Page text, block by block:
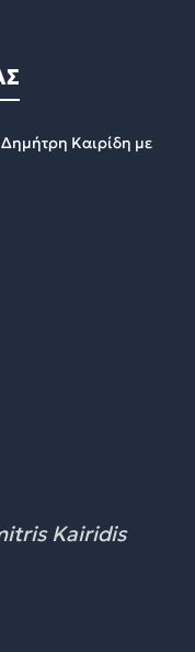
Δημήτρη Καιρίδη με
Kairidis